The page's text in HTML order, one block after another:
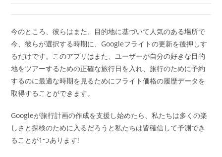
今のところ、彼らはまた、目的地に基づいて人気のある場所で
今、彼らが選択する時期に、Googleフライトの更新を後押しす
るだけです。このアプリはまた、ユーザーが自分の好きな目的
地をツアーするための正確な旅行日を入れ、旅行のために予約
するのに最適な時期を見るためにフライト価格の履歴データを
取得することができます。
Googleが旅行計画の作成を支援し始めたら、私たちは多くの楽
しさと探検のために入るだろうと私たちは皆確信して予測でき
ることが1つあります!